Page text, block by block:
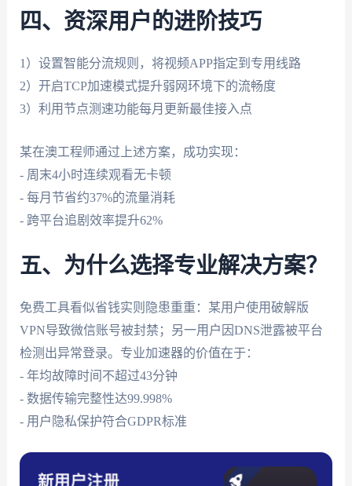
四、资深用户的进阶技巧
1）设置智能分流规则，将视频APP指定到专用线路
2）开启TCP加速模式提升弱网环境下的流畅度
3）利用节点测速功能每月更新最佳接入点
某在澳工程师通过上述方案，成功实现：
- 周末4小时连续观看无卡顿
- 每月节省约37%的流量消耗
- 跨平台追剧效率提升62%
五、为什么选择专业解决方案？
免费工具看似省钱实则隐患重重：某用户使用破解版
VPN导致微信账号被封禁；另一用户因DNS泄露被平台
检测出异常登录。专业加速器的价值在于：
- 年均故障时间不超过43分钟
- 数据传输完整性达99.998%
- 用户隐私保护符合GDPR标准